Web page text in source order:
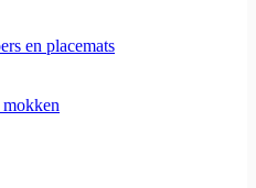
en placemats